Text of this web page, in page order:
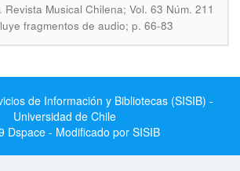
. Revista Musical Chilena; Vol. 63 Núm. 211
fragmentos de audio; p. 66-83
de Información y Bibliotecas (SISIB) -
Universidad de Chile
Dspace - Modificado por SISIB